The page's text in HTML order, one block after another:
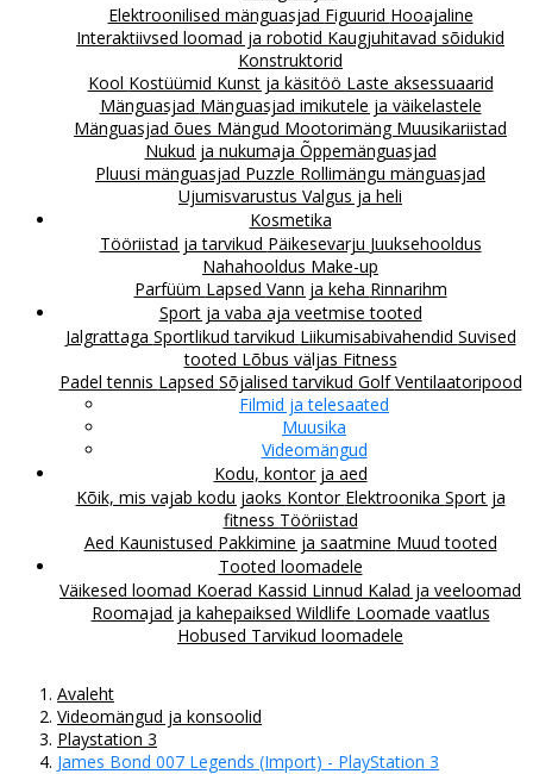
Elektroonilised mänguasjad Figuurid Hooajaline
Interaktiivsed loomad ja robotid Kaugjuhitavad sõidukid
Konstruktorid
Kool Kostüümid Kunst ja käsitöö Laste aksessuaarid
Mänguasjad Mänguasjad imikutele ja väikelastele
Mänguasjad õues Mängud Mootorimäng Muusikariistad
Nukud ja nukumaja Õppemänguasjad
Pluusi mänguasjad Puzzle Rollimängu mänguasjad
Ujumisvarustus Valgus ja heli
Kosmetika
Tööriistad ja tarvikud Päikesevarju Juuksehooldus
Nahahooldus Make-up
Parfüüm Lapsed Vann ja keha Rinnarihm
Sport ja vaba aja veetmise tooted
Jalgrattaga Sportlikud tarvikud Liikumisabivahendid Suvised
tooted Lõbus väljas Fitness
Padel tennis Lapsed Sõjalised tarvikud GolfVentilaatoripood
Filmid ja telesaated
Muusika
Videomängud
Kodu, kontor ja aed
Kõik, mis vajab kodu jaoks Kontor Elektroonika Sport ja
fitness Tööriistad
Aed Kaunistused Pakkimine ja saatmine Muud tooted
Tooted loomadele
Väikesed loomad Koerad Kassid Linnud Kalad ja veeloomad
Roomajad ja kahepaiksed Wildlife Loomade vaatlus
Hobused Tarvikud loomadele
Avaleht
Videomängud ja konsoolid
Playstation 3
James Bond 007 Legends (Import) - PlayStation 3